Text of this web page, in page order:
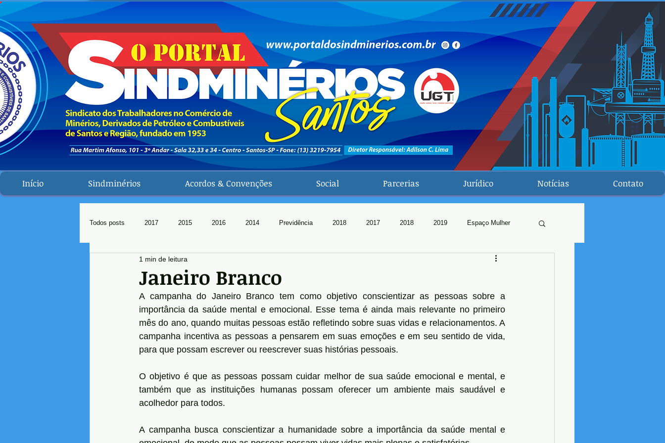
Todos posts 2017 2015 2016 2014 Previdência 2018 2017 2018 2019 Espaço Mulher
Mundo Sindical
Janeiro Branco
1 min de leitura
A campanha do Janeiro Branco tem como objetivo conscientizar as pessoas sobre a
importância da saúde mental e emocional. Esse tema é ainda mais relevante no primeiro
mês do ano, quando muitas pessoas estão refletindo sobre suas vidas e relacionamentos. A
campanha incentiva as pessoas a pensarem em suas emoções e em seu sentido de vida,
para que possam escrever ou reescrever suas histórias pessoais.
O objetivo é que as pessoas possam cuidar melhor de sua saúde emocional e mental, e
também que as instituições humanas possam oferecer um ambiente mais saudável e
acolhedor para todos.
A campanha busca conscientizar a humanidade sobre a importância da saúde mental e
Início Sindminérios Acordos & Convenções Social Parcerias Jurídico Notícias Contato